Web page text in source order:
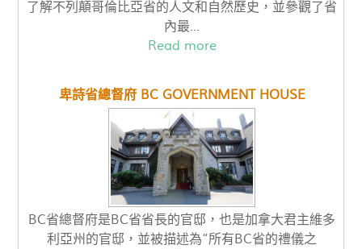
了解不列顛哥倫比亞省的人文和自然歷史，並參觀了省
內最...
Read more
卑詩省總督府 BC GOVERNMENT HOUSE
BC省總督府是BC省省長的官邸，也是加拿大君主維多
利亞州的官邸，並被描述為“所有BC省的禮儀之